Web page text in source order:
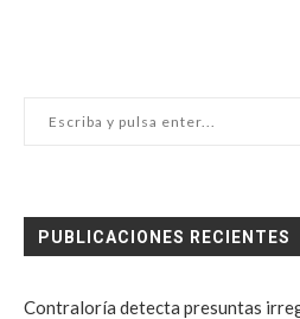
PUBLICACIONES RECIENTES
Contraloría detecta presuntas